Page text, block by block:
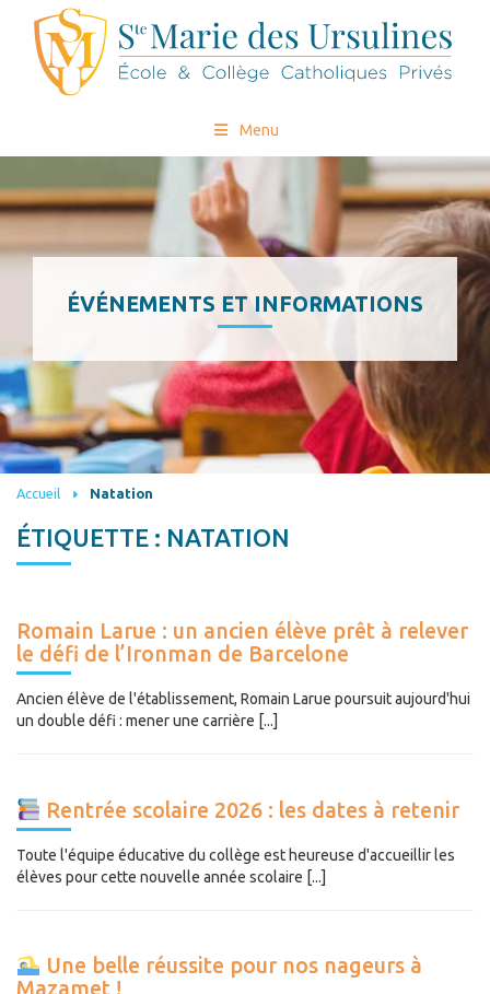
Menu
ÉVÉNEMENTS ET INFORMATIONS
Accueil Natation
ÉTIQUETTE : NATATION
Romain Larue : un ancien élève prêt à relever
le défi de l’Ironman de Barcelone
Ancien élève de l'établissement, Romain Larue poursuit aujourd'hui
un double défi : mener une carrière [...]
Rentrée scolaire 2026 : les dates à retenir
Toute l'équipe éducative du collège est heureuse d'accueillir les
élèves pour cette nouvelle année scolaire [...]
Une belle réussite pour nos nageurs à
Mazamet !